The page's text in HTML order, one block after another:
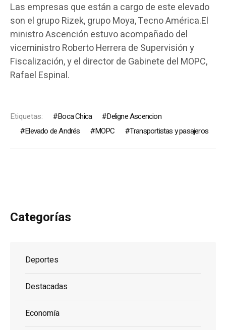
Las empresas que están a cargo de este elevado
son el grupo Rizek, grupo Moya, Tecno América.El
ministro Ascención estuvo acompañado del
viceministro Roberto Herrera de Supervisión y
Fiscalización, y el director de Gabinete del MOPC,
Rafael Espinal.
Etiquetas: Boca Chica
Deligne Ascencion
Elevado de Andrés
MOPC Transportistas y pasajeros
Categorías
Deportes
Destacadas
Economía